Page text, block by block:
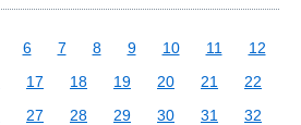
6 7 8 9 10 11
12
17 18 19 20 21
22
27 28 29 30 31
32